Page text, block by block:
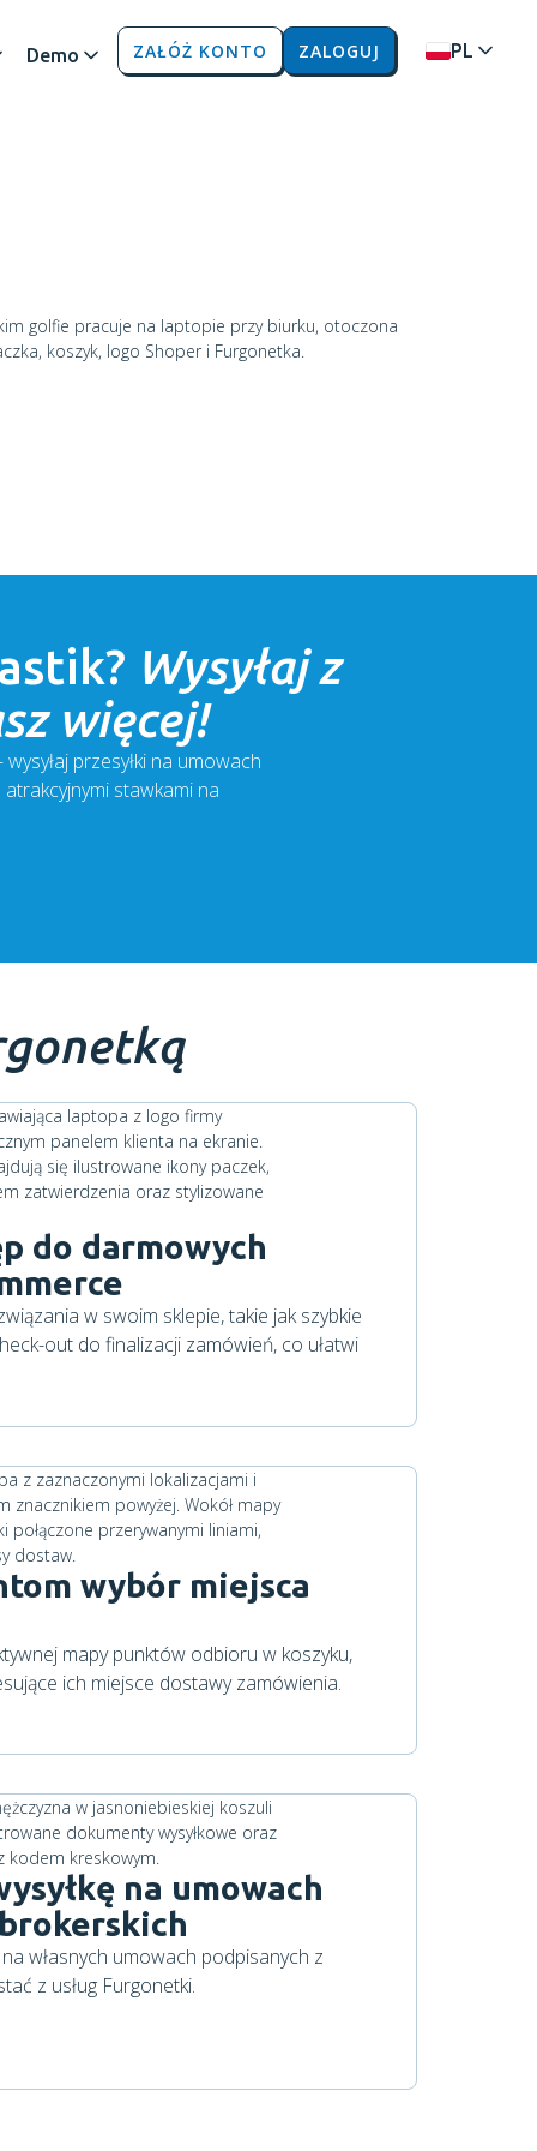
Demo ZAŁÓŻ KONTO ZALOGUJ PL
? Wysyłaj z
więcej!
przesyłki na umowach
stawkami na
do darmowych
w swoim sklepie, takie jak szybkie
out do finalizacji zamówień, co ułatwi
wybór miejsca
mapy punktów odbioru w koszyku,
ich miejsce dostawy zamówienia.
na umowach
własnych umowach podpisanych z
z usług Furgonetki.